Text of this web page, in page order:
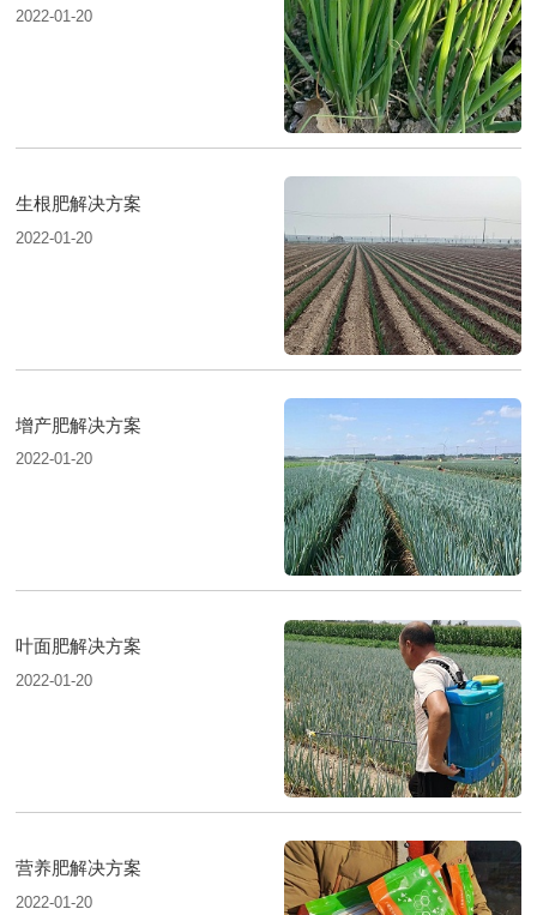
2022-01-20
生根肥解决方案
2022-01-20
增产肥解决方案
2022-01-20
叶面肥解决方案
2022-01-20
营养肥解决方案
2022-01-20